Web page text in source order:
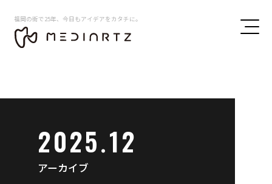
福岡の街で25年、今日もアイデアをカタチに。
2025.12
アーカイブ